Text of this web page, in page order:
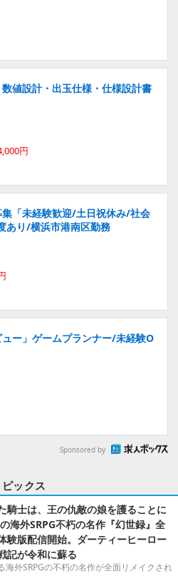
数値設計・出玉仕様・仕様設計書
円
「未経験歓迎/土日祝休み/社会
あり/横浜市港南区勤務
ュー」ゲームプランナー/未経験O
Sponsored by
ピックス
騎士は、王の仇敵の娘を護ることに
海外SRPG不朽の名作『幻世録』全
験版配信開始。ダーティーヒーロー
記が令和に蘇る
海外SRPGの不朽の名作が全面リメイクされ